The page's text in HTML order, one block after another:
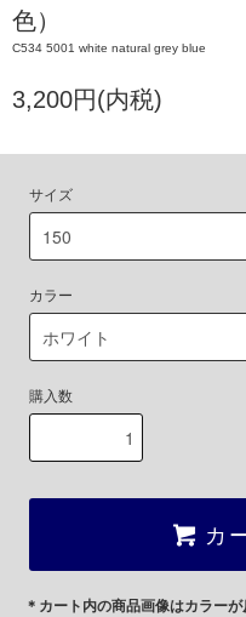
色）
C534 5001 white natural grey blue
3,200円(内税)
サイズ
カラー
購入数
カ
＊カート内の商品画像はカラー